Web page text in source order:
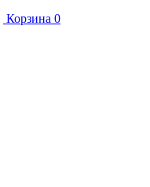
Корзина 0